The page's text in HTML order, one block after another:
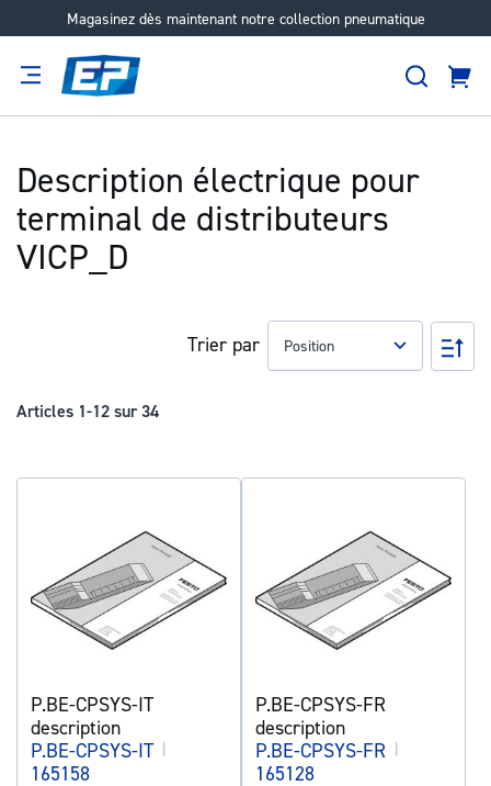
Magasinez dès maintenant notre collection pneumatique
Aller
Description électrique pour
terminal de distributeurs
VICP_D
Articles 1-12 sur34
Trier par
Par
P.BE-CPSYS-IT
description
P.BE-CPSYS-IT |
165158
P.BE-CPSYS-FR
description
P.BE-CPSYS-FR |
165128